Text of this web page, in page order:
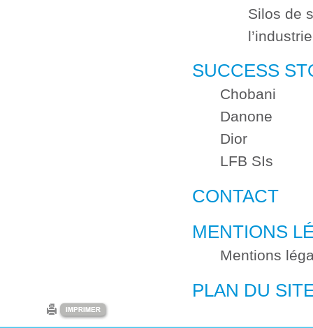
Silos de
SUCCESS
Chobani
Danone
Dior
LFB SIs
CONTACT
MENTIONS
Mentions
PLAN DU